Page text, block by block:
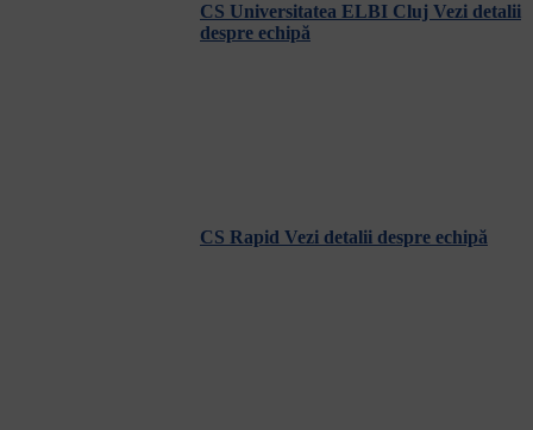
CS Universitatea ELBI Cluj Vezi detalii
despre echipă
CS Rapid Vezi detalii despre echipă